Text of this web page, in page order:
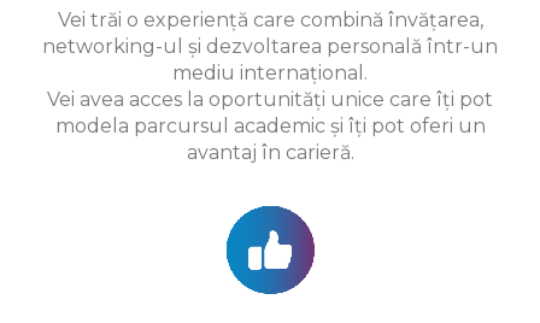
Vei trăi o experiență care combină învățarea,
networking-ul și dezvoltarea personală într-un
mediu internațional.
Vei avea acces la oportunități unice care îți pot
modela parcursul academic și îți pot oferi un
avantaj în carieră.